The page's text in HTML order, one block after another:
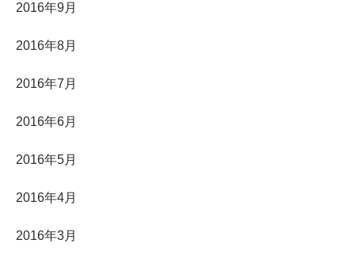
2016年9月
2016年8月
2016年7月
2016年6月
2016年5月
2016年4月
2016年3月